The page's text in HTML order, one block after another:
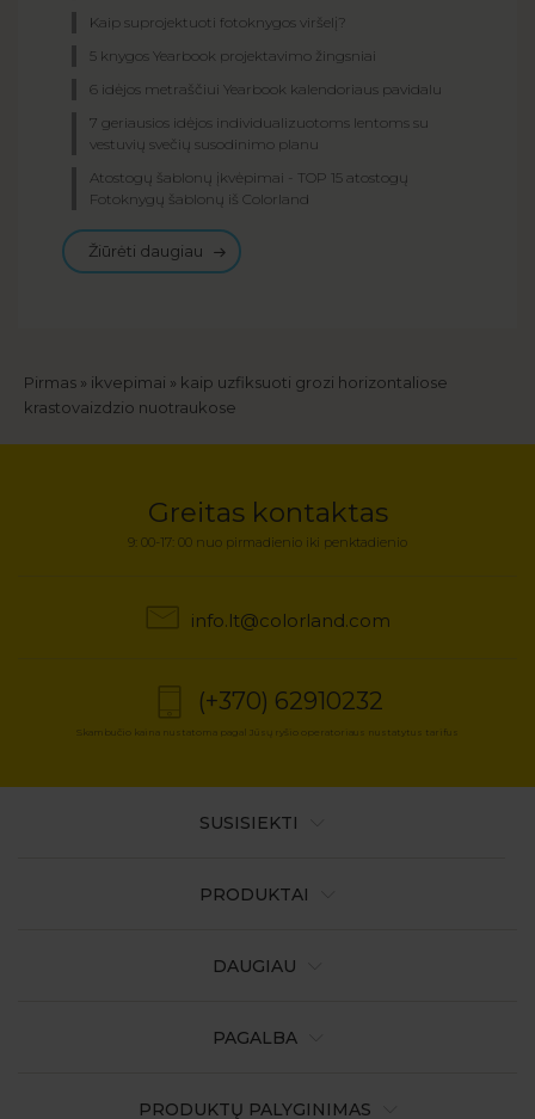
Kaip suprojektuoti fotoknygos viršelį?
5 knygos Yearbook projektavimo žingsniai
6 idėjos metraščiui Yearbook kalendoriaus pavidalu
7 geriausios idėjos individualizuotoms lentoms su
vestuvių svečių susodinimo planu
Atostogų šablonų įkvėpimai - TOP 15 atostogų
Fotoknygų šablonų iš Colorland
Žiūrėti daugiau
Kelias
Pirmas ikvepimai
kaip uzfiksuoti grozi horizontaliose
krastovaizdzio nuotraukose
Greitas kontaktas
9: 00-17: 00 nuo pirmadienio iki penktadienio
info.lt@colorland.com
(+370) 62910232
Skambučio kaina nustatoma pagal Jūsų ryšio operatoriaus nustatytus tarifus
PRODUKTAI
DAUGIAU
PAGALBA
PRODUKTŲ PALYGINIMAS
SUSISIEKTI